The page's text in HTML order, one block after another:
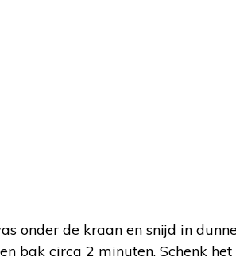
onder de kraan en snijd in
bak circa 2 minuten. Schenk